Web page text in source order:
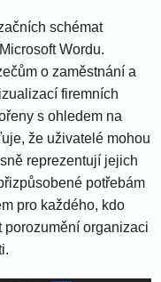
schémat
Wordu.
o zaměstnání a
firemních
s ohledem na
že uživatelé mohou
reprezentují jejich
potřebám
pro každého, kdo
organizaci